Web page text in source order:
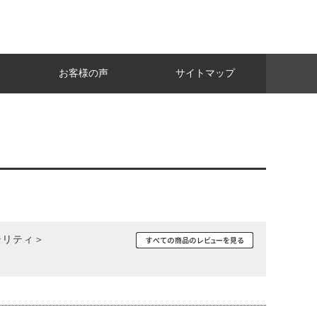
お客様の声 サイトマップ
ティ＞